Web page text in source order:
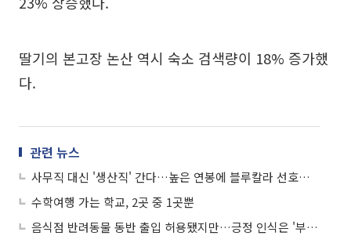
딸기의 본고장 논산 역시 숙소 검색량이 18% 증가했
다.
관련 뉴스
사무직 대신 '생산직' 간다…높은 연봉에 블루칼라 선호도↑
수학여행 가는 학교, 2곳 중 1곳뿐
음식점 반려동물 동반 출입 허용됐지만…긍정 인식은 '부족'